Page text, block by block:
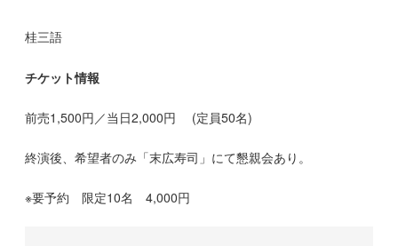
桂三語
チケット情報
前売1,500円／当日2,000円 (定員50名)
終演後、希望者のみ「末広寿司」にて懇親会あり。
※要予約 限定10名 4,000円